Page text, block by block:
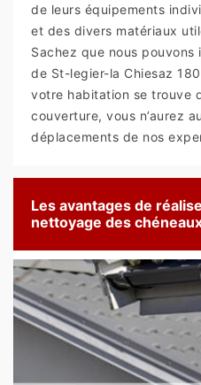
de leurs équipements
et des divers matériaux
Sachez que nous
de St-legier-la Chiesaz
votre habitation se trouve
couverture, vous n’aurez
déplacements de nos
Les avantages de
nettoyage des